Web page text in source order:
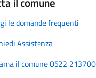
le domande frequenti
Assistenza
il comune 0522 213700